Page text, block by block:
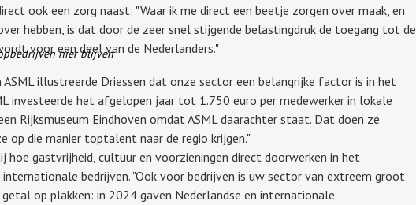
ook een zorg naast: "Waar ik me direct een beetje zorgen over maak, en
hebben, is dat door de zeer snel stijgende belastingdruk de toegang tot de
voor een deel van de Nederlanders."
hier blijven
illustreerde Driessen dat onze sector een belangrijke factor is in het
investeerde het afgelopen jaar tot 1.750 euro per medewerker in lokale
Rijksmuseum Eindhoven omdat ASML daarachter staat. Dat doen ze
op die manier toptalent naar de regio krijgen."
hoe gastvrijheid, cultuur en voorzieningen direct doorwerken in het
bedrijven. "Ook voor bedrijven is uw sector van extreem groot
getal op plakken: in 2024 gaven Nederlandse en internationale